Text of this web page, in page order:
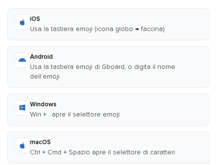
iOS
Usa la tastiera emoji (icona globo → faccina)
Android
Usa la tastiera emoji di Gboard, o digita il nome
dell'emoji
Windows
Win + . apre il selettore emoji
macOS
Ctrl + Cmd + Spazio apre il selettore di caratteri